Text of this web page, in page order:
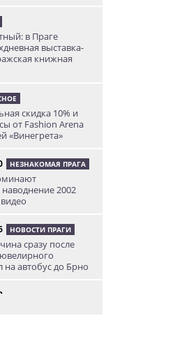
в Праге
выставка-
книжная
скидка 10% и
от Fashion Arena
«Винегрета»
НЕЗНАКОМАЯ ПРАГА
2002
НОВОСТИ ПРАГИ
сразу после
на автобус до Брно